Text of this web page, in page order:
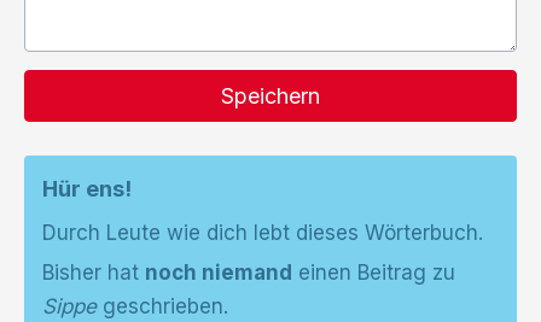
Speichern
Hür ens!
Durch Leute wie dich lebt dieses Wörterbuch.
Bisher hat noch niemand einen Beitrag zu
Sippegeschrieben.